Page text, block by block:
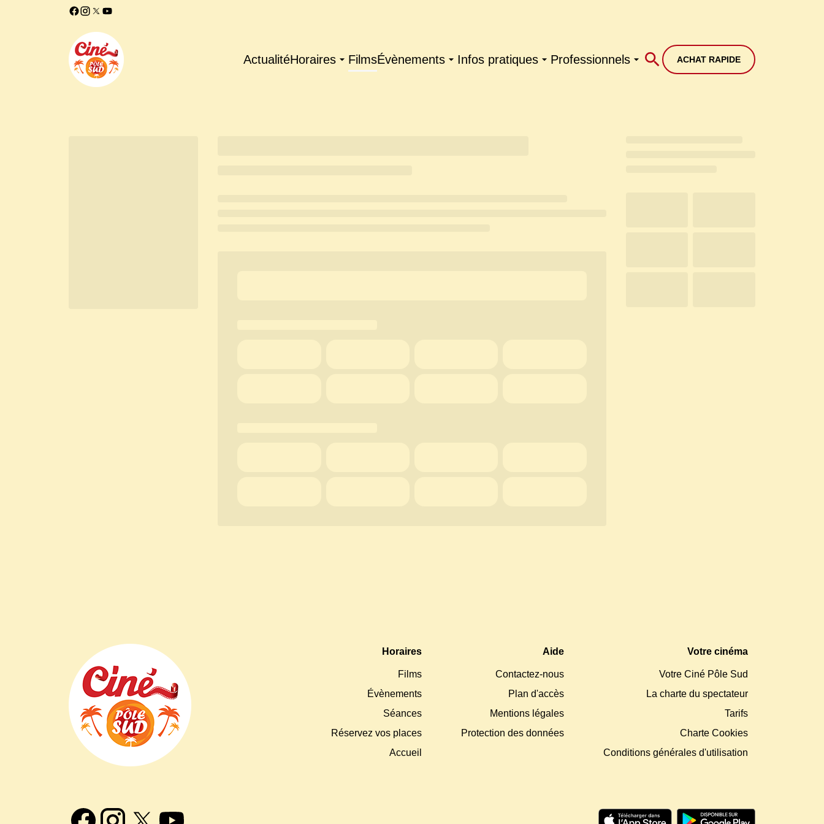
ActualitéHoraires FilmsÉvènements Infos pratiques Professionnels ACHAT RAPIDE
Horaires
Films
Évènements
Séances
Réservez vos places
Accueil
Aide
Contactez-nous
Plan d'accès
Mentions légales
Protection des données
Votre cinéma
Votre Ciné Pôle Sud
La charte du spectateur
Tarifs
Charte Cookies
Conditions générales d'utilisation